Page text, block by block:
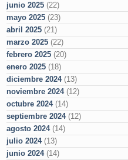
junio 2025 (22)
mayo 2025 (23)
abril 2025 (21)
marzo 2025 (22)
febrero 2025 (20)
enero 2025 (18)
diciembre 2024(13)
noviembre 2024(12)
octubre 2024(14)
septiembre 2024(12)
agosto 2024(14)
julio 2024(13)
junio 2024(14)